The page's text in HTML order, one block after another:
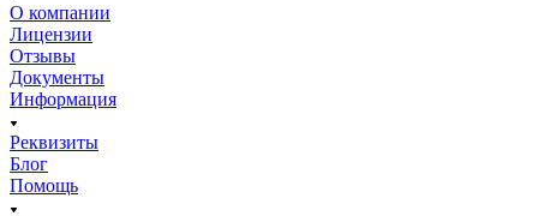
О компании
Лицензии
Отзывы
Документы
Информация
Реквизиты
Блог
Помощь